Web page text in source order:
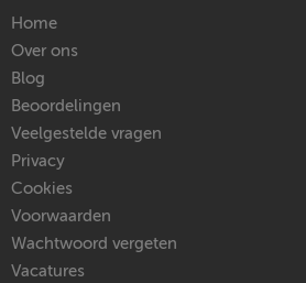
Home
Over ons
Blog
Beoordelingen
Veelgestelde vragen
Privacy
Cookies
Voorwaarden
Wachtwoord vergeten
Vacatures